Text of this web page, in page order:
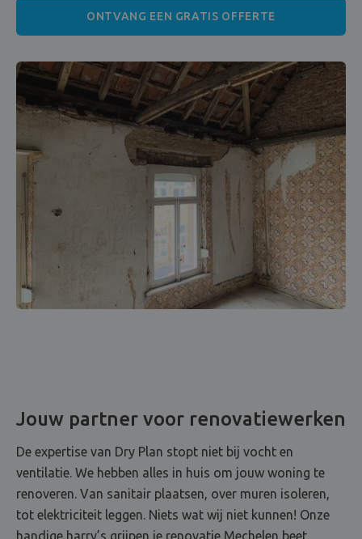
ONTVANG EEN GRATIS OFFERTE
Jouw partner voor renovatiewerken
De expertise van Dry Plan stopt niet bij vocht en
ventilatie. We hebben alles in huis om jouw woning te
renoveren. Van sanitair plaatsen, over muren isoleren,
tot elektriciteit leggen. Niets wat wij niet kunnen! Onze
handige harry’s grijpen je renovatie Mechelen beet,